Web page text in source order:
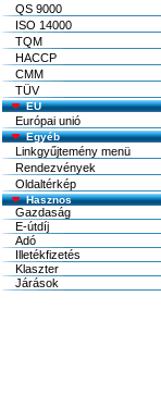
QS 9000
ISO 14000
TQM
HACCP
CMM
TÜV
EU
Európai unió
Egyéb
Linkgyűjtemény menü
Rendezvények
Oldaltérkép